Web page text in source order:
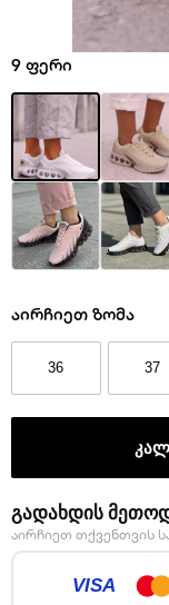
9 ფერი
აირჩიეთ ზომა
36 37
გადახდის
აირჩიეთ თქვენთვის